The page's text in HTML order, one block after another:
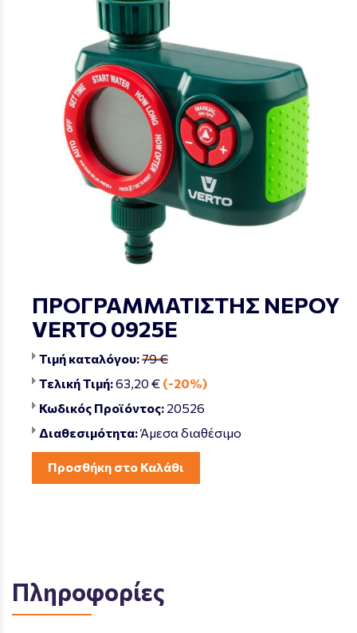
ΠΡΟΓΡΑΜΜΑΤΙΣΤΗΣ ΝΕΡΟΥ
VERTO 0925E
Τιμή καταλόγου:79 €
Τελική Τιμή:63,20 € (-20%)
Κωδικός Προϊόντος: 20526
Διαθεσιμότητα:Άμεσα διαθέσιμο
Προσθήκη στο Καλάθι
Πληροφορίες